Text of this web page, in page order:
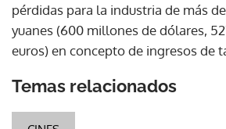
pérdidas para la industria de más
yuanes (600 millones de dólares,
euros) en concepto de ingresos de
Temas relacionados